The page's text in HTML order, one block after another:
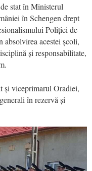
stat în Ministerul
în Schengen drept
Poliției de
acestei școli,
și responsabilitate,
și viceprimarul Oradiei,
în rezervă și